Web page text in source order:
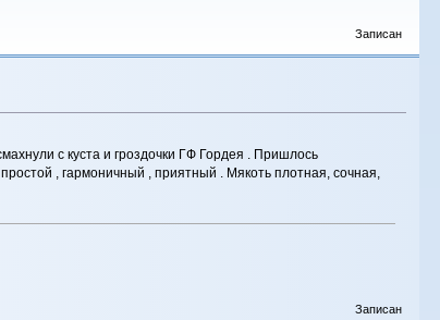
Записан
с куста и гроздочки ГФ Гордея . Пришлось
, гармоничный , приятный . Мякоть плотная, сочная,
Записан